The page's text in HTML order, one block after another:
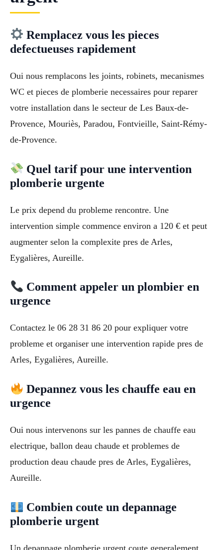
Remplacez vous les pieces
defectueuses rapidement
Oui nous remplacons les joints, robinets, mecanismes
WC et pieces de plomberie necessaires pour reparer
votre installation dans le secteur de Les Baux-de-
Provence, Mouriès, Paradou, Fontvieille, Saint-Rémy-
de-Provence.
Quel tarif pour une intervention
plomberie urgente
Le prix depend du probleme rencontre. Une
intervention simple commence environ a 120 € et peut
augmenter selon la complexite pres de Arles,
Eygalières, Aureille.
Comment appeler un plombier en
urgence
Contactez le 06 28 31 86 20 pour expliquer votre
probleme et organiser une intervention rapide pres de
Arles, Eygalières, Aureille.
Depannez vous les chauffe eau en
urgence
Oui nous intervenons sur les pannes de chauffe eau
electrique, ballon deau chaude et problemes de
production deau chaude pres de Arles, Eygalières,
Aureille.
Combien coute un depannage
plomberie urgent